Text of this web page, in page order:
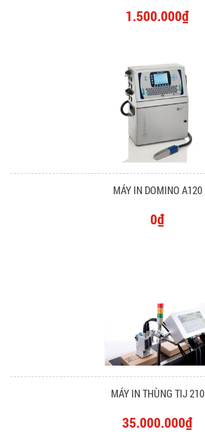
1.500.000₫
MÁY IN DOMINO A120
0₫
MÁY IN THÙNG TIJ 210
35.000.000₫